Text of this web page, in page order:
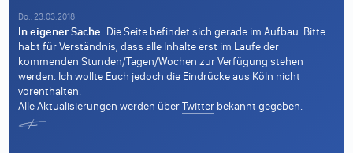
Do., 23.03.2018
In eigener Sache: Die Seite befindet sich gerade im Aufbau. Bitte
habt für Verständnis, dass alle Inhalte erst im Laufe der
kommenden Stunden/Tagen/Wochen zur Verfügung stehen
werden. Ich wollte Euch jedoch die Eindrücke aus Köln nicht
vorenthalten.
Alle Aktualisierungen werden überTwitter bekannt gegeben.